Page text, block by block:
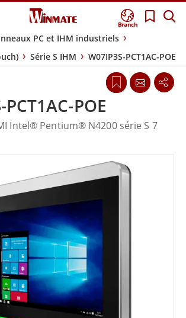
Branch
PC et IHM industriels
Série S IHM W07IP3S-PCT1AC-POE
POE
Intel® Pentium® N4200 série S 7